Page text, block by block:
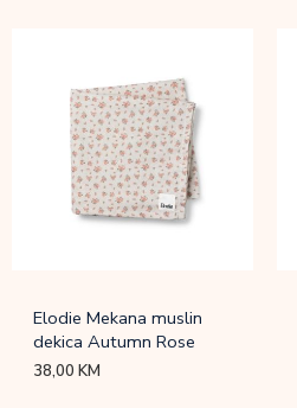
Elodie Mekana muslin
dekica Autumn Rose
38,00KM